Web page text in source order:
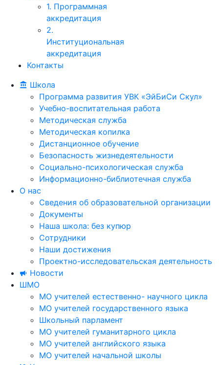
1. Программная
аккредитация
2.
Институциональная
аккредитация
Контакты
Школа
Программа развития УВК «ЭйБиСи Скул»
Учебно-воспитательная работа
Методическая служба
Методическая копилка
Дистанционное обучение
Безопасность жизнедеятельности
Социально-психологическая служба
Информационно-библиотечная служба
О нас
Сведения об образовательной организации
Документы
Наша школа: без купюр
Сотрудники
Наши достижения
Проектно-исследовательская деятельность
Новости
ШМО
МО учителей естественно- научного цикла
МО учителей государственного языка
Школьный парламент
МО учителей гуманитарного цикла
МО учителей английского языка
МО учителей начальной школы